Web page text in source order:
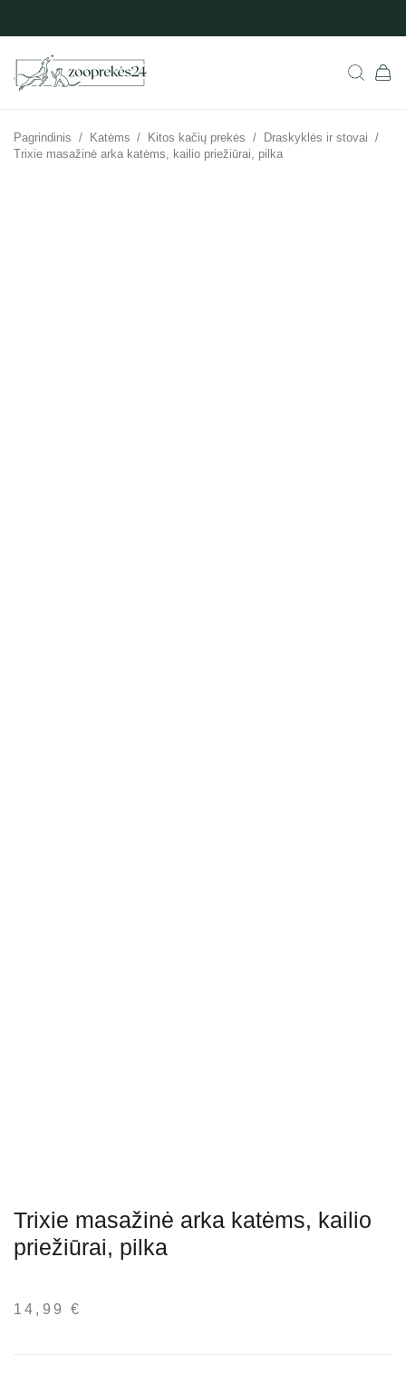
Pagrindinis / Katėms / Kitos kačių prekės / Draskyklės ir stovai /
Trixie masažinė arka katėms, kailio priežiūrai, pilka
Trixie masažinė arka katėms, kailio
priežiūrai, pilka
14,99€